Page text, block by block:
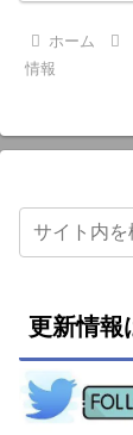
ホーム
情報
更新情報